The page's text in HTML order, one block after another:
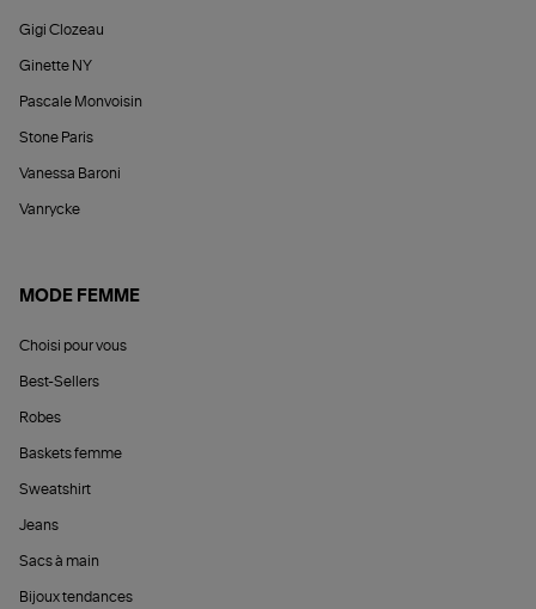
Gigi Clozeau
Ginette NY
Pascale Monvoisin
Stone Paris
Vanessa Baroni
Vanrycke
MODE FEMME
Choisi pour vous
Best-Sellers
Robes
Baskets femme
Sweatshirt
Jeans
Sacs à main
Bijoux tendances